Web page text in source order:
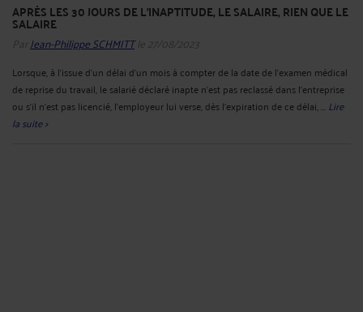
APRÈS LES 30 JOURS DE L'INAPTITUDE, LE SALAIRE, RIEN QUE LE
SALAIRE
Par Jean-Philippe SCHMITTle 27/08/2023
Lorsque, à l'issue d'un délai d'un mois à compter de la date de l'examen médical
de reprise du travail, le salarié déclaré inapte n'est pas reclassé dans l'entreprise
ou s'il n'est pas licencié, l'employeur lui verse, dès l'expiration de ce délai, ... Lire
la suite >